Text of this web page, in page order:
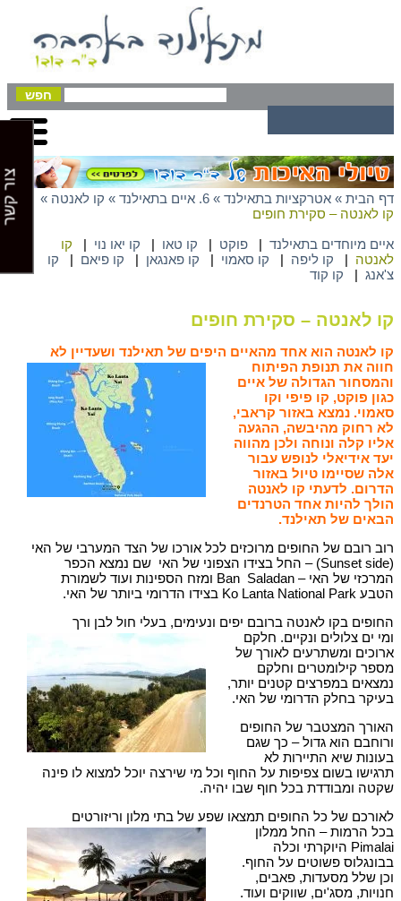
דף הבית » אטרקציות בתאילנד » 6. איים בתאילנד » קו לאנטה »
קו לאנטה – סקירת חופים
איים מיוחדים בתאילנד | פוקט | קו טאו | קו יאו נוי | קו
לאנטה | קו ליפה | קו סאמוי | קו פאנגאן | קו פיאם | קו
צ'אנג | קו קוד
קו לאנטה – סקירת חופים
קו לאנטה הוא אחד מהאיים היפים של תאילנד ושעדיין לא
חווה את תנופת הפיתוח
והמסחור הגדולה של איים
כגון פוקט, קו פיפי וקו
סאמוי. נמצא באזור קראבי,
לא רחוק מהיבשה, ההגעה
אליו קלה ונוחה ולכן מהווה
יעד אידיאלי לנופש עבור
אלה שסיימו טיול באזור
הדרום. לדעתי קו לאנטה
הולך להיות אחד הטרנדים
הבאים של תאילנד.
רוב רובם של החופים מרוכזים לכל אורכו של הצד המערבי של האי
(Sunset side) – החל בצידו הצפוני של האי שם נמצא הכפר
המרכזי של האי – Ban Saladan ומזח הספינות ועוד לשמורת
הטבע Ko Lanta National Park בצידו הדרומי ביותר של האי.
החופים בקו לאנטה ברובם יפים ונעימים, בעלי חול לבן ורך
ומי ים צלולים ונקיים. חלקם
ארוכים ומשתרעים לאורך של
מספר קילומטרים וחלקם
נמצאים במפרצים קטנים יותר,
בעיקר בחלק הדרומי של האי.
האורך המצטבר של החופים
ורוחבם הוא גדול – כך שגם
בעונות שיא התיירות לא
תרגישו בשום צפיפות על החוף וכל מי שירצה יוכל למצוא לו פינה
שקטה ומבודדת בכל חוף שבו יהיה.
לאורכם של כל החופים תמצאו שפע של בתי מלון וריזורטים
בכל הרמות – החל ממלון
Pimalai היוקרתי וכלה
בבונגלוס פשוטים על החוף.
וכן שלל מסעדות, פאבים,
חנויות, מסג'ים, שווקים ועוד.
צור קשר